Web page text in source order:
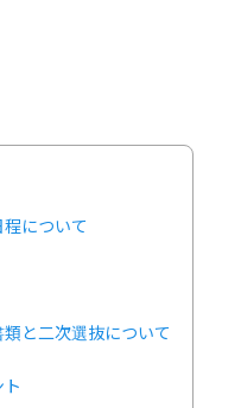
について
と二次選抜について